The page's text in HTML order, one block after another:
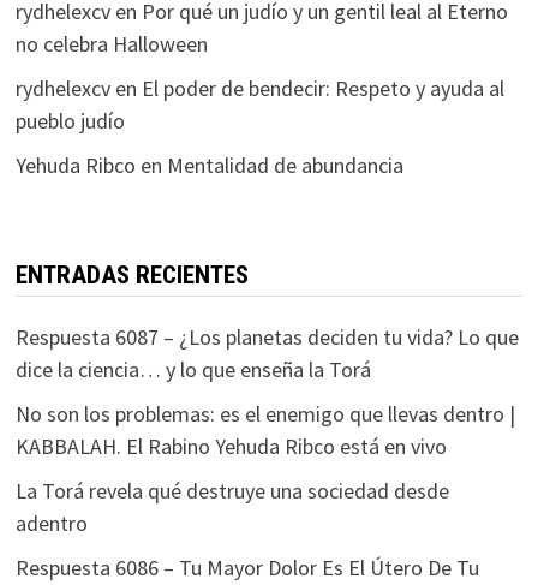
rydhelexcven Por qué un judío y un gentil leal al Eterno
no celebra Halloween
rydhelexcven El poder de bendecir: Respeto y ayuda al
pueblo judío
Yehuda Ribco en Mentalidad de abundancia
ENTRADAS RECIENTES
Respuesta 6087 – ¿Los planetas deciden tu vida? Lo que
dice la ciencia… y lo que enseña la Torá
No son los problemas: es el enemigo que llevas dentro |
KABBALAH. El Rabino Yehuda Ribco está en vivo
La Torá revela qué destruye una sociedad desde
adentro
Respuesta 6086 – Tu Mayor Dolor Es El Útero De Tu